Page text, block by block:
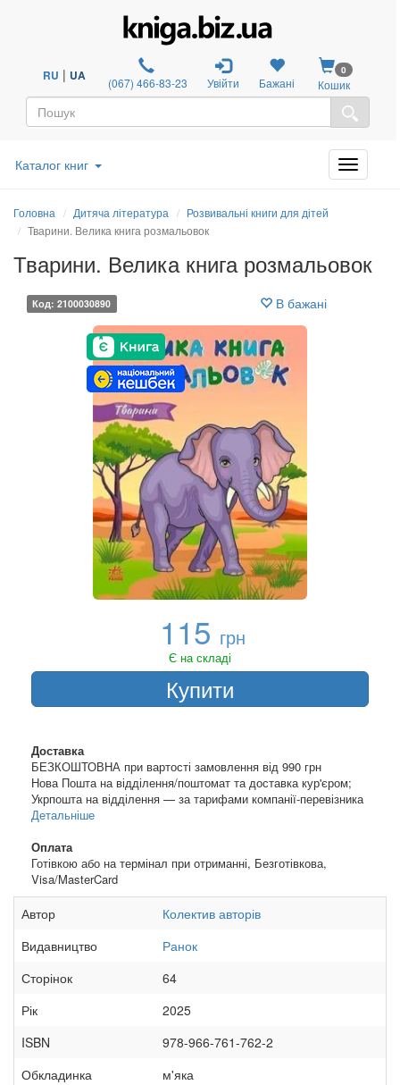
RU | UA (067) 466-83-23 Увійти Бажані
0
Кошик
Каталог книг
Головна Дитяча література
Розвивальні книги для дітей
Тварини. Велика книга розмальовок
Тварини. Велика книга розмальовок
Код: 2100030890 В бажані
115 грн
Є на складі
Купити
Доставка
БЕЗКОШТОВНА при вартості замовлення від 990 грн
Нова Пошта на відділення/поштомат та доставка кур'єром;
Укрпошта на відділення — за тарифами компанії-перевізника
Детальніше
Оплата
Готівкою або на термінал при отриманні, Безготівкова,
Visa/MasterCard
Автор
Колектив авторів
Видавництво
Ранок
Сторінок
64
Рік
2025
ISBN
978-966-761-762-2
Обкладинка
м'яка